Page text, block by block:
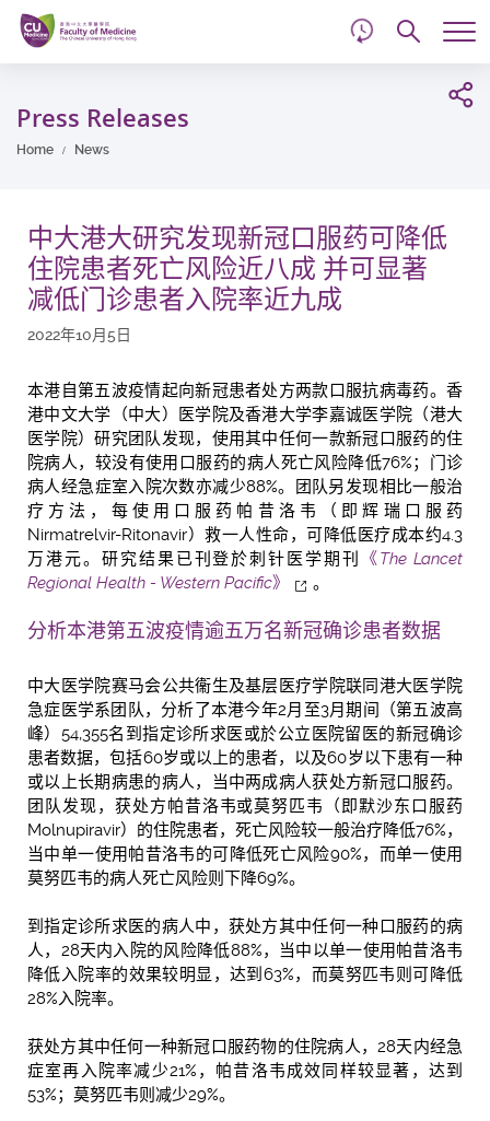
Skip
main
content
Press Releases
Home News
中大港大研究发现新冠口服药可降低
住院患者死亡风险近八成 并可显著
减低门诊患者入院率近九成
2022年10月5日
本港自第五波疫情起向新冠患者处方两款口服抗病毒药。香
港中文大学（中大）医学院及香港大学李嘉诚医学院（港大
医学院）研究团队发现，使用其中任何一款新冠口服药的住
院病人，较没有使用口服药的病人死亡风险降低76%；门诊
病人经急症室入院次数亦减少88%。团队另发现相比一般治
疗方法，每使用口服药帕昔洛韦（即辉瑞口服药
Nirmatrelvir-Ritonavir）救一人性命，可降低医疗成本约4.3
万港元。研究结果已刊登於刺针医学期刊
《 The Lancet
Regional Health - Western Pacific》 。
分析本港第五波疫情逾五万名新冠确诊患者数据
中大医学院赛马会公共衞生及基层医疗学院联同港大医学院
急症医学系团队，分析了本港今年2月至3月期间（第五波高
峰）54,355名到指定诊所求医或於公立医院留医的新冠确诊
患者数据，包括60岁或以上的患者，以及60岁以下患有一种
或以上长期病患的病人，当中两成病人获处方新冠口服药。
团队发现，获处方帕昔洛韦或莫努匹韦（即默沙东口服药
Molnupiravir）的住院患者，死亡风险较一般治疗降低76%，
当中单一使用帕昔洛韦的可降低死亡风险90%，而单一使用
莫努匹韦的病人死亡风险则下降69%。
到指定诊所求医的病人中，获处方其中任何一种口服药的病
人，28天内入院的风险降低88%，当中以单一使用帕昔洛韦
降低入院率的效果较明显，达到63%，而莫努匹韦则可降低
28%入院率。
获处方其中任何一种新冠口服药物的住院病人，28天内经急
症室再入院率减少21%，帕昔洛韦成效同样较显著，达到
53%；莫努匹韦则减少29%。